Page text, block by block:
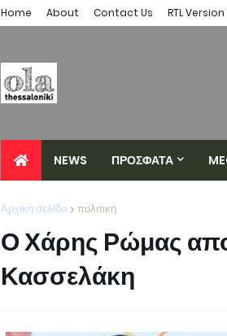
Home About Contact Us RTL Version
NEWS ΠΡΟΣΦΑΤΑ
Αρχική σελίδα πολιτική
Ο Χάρης Ρώμας
Κασσελάκη